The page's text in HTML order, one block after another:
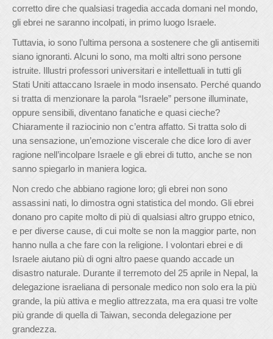
corretto dire che qualsiasi tragedia accada domani nel mondo,
gli ebrei ne saranno incolpati, in primo luogo Israele.
Tuttavia, io sono l’ultima persona a sostenere che gli antisemiti
siano ignoranti. Alcuni lo sono, ma molti altri sono persone
istruite. Illustri professori universitari e intellettuali in tutti gli
Stati Uniti attaccano Israele in modo insensato. Perché quando
si tratta di menzionare la parola “Israele” persone illuminate,
oppure sensibili, diventano fanatiche e quasi cieche?
Chiaramente il raziocinio non c’entra affatto. Si tratta solo di
una sensazione, un’emozione viscerale che dice loro di aver
ragione nell’incolpare Israele e gli ebrei di tutto, anche se non
sanno spiegarlo in maniera logica.
Non credo che abbiano ragione loro; gli ebrei non sono
assassini nati, lo dimostra ogni statistica del mondo. Gli ebrei
donano pro capite molto di più di qualsiasi altro gruppo etnico,
e per diverse cause, di cui molte se non la maggior parte, non
hanno nulla a che fare con la religione. I volontari ebrei e di
Israele aiutano più di ogni altro paese quando accade un
disastro naturale. Durante il terremoto del 25 aprile in Nepal, la
delegazione israeliana di personale medico non solo era la più
grande, la più attiva e meglio attrezzata, ma era quasi tre volte
più grande di quella di Taiwan, seconda delegazione per
grandezza.